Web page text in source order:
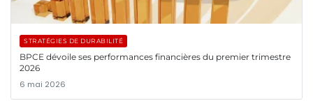
STRATÉGIES DE DURABILITÉ
BPCE dévoile ses performances financières du premier trimestre
2026
6 mai 2026